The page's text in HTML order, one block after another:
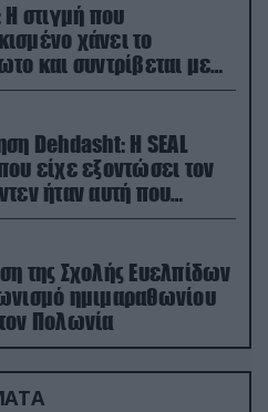
Η στιγμή που
χάνει το
και συντρίβεται με
έδαφος (βίντεο)
Dehdasht: Η SEAL
είχε εξοντώσει τον
ήταν αυτή που
πιλότο του F-15
της Σχολής Ευελπίδων
ημιμαραθωνίου
Πολωνία